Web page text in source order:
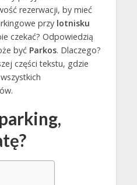
rezerwacji, by mieć
przylotnisku
czekać? Odpowiedzią
być Parkos. Dlaczego?
części tekstu, gdzie